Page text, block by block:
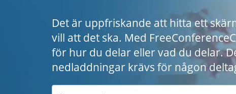
Det är uppfriskande att hitta ett
vill att det ska. Med
för hur du delar eller vad du delar.
nedladdningar krävs för någon